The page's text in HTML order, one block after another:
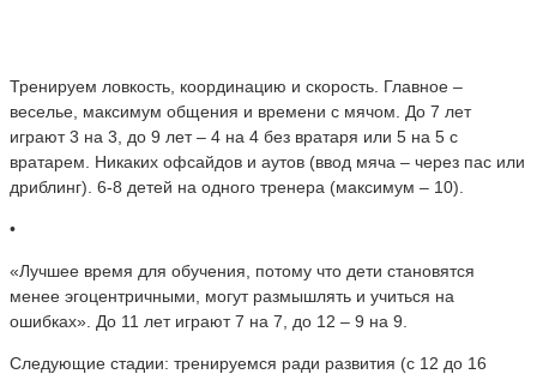
Тренируем ловкость, координацию и скорость. Главное –
веселье, максимум общения и времени с мячом. До 7 лет
играют 3 на 3, до 9 лет – 4 на 4 без вратаря или 5 на 5 с
вратарем. Никаких офсайдов и аутов (ввод мяча – через пас или
дриблинг). 6-8 детей на одного тренера (максимум – 10).
•
«Лучшее время для обучения, потому что дети становятся
менее эгоцентричными, могут размышлять и учиться на
ошибках». До 11 лет играют 7 на 7, до 12 – 9 на 9.
Следующие стадии: тренируемся ради развития (с 12 до 16